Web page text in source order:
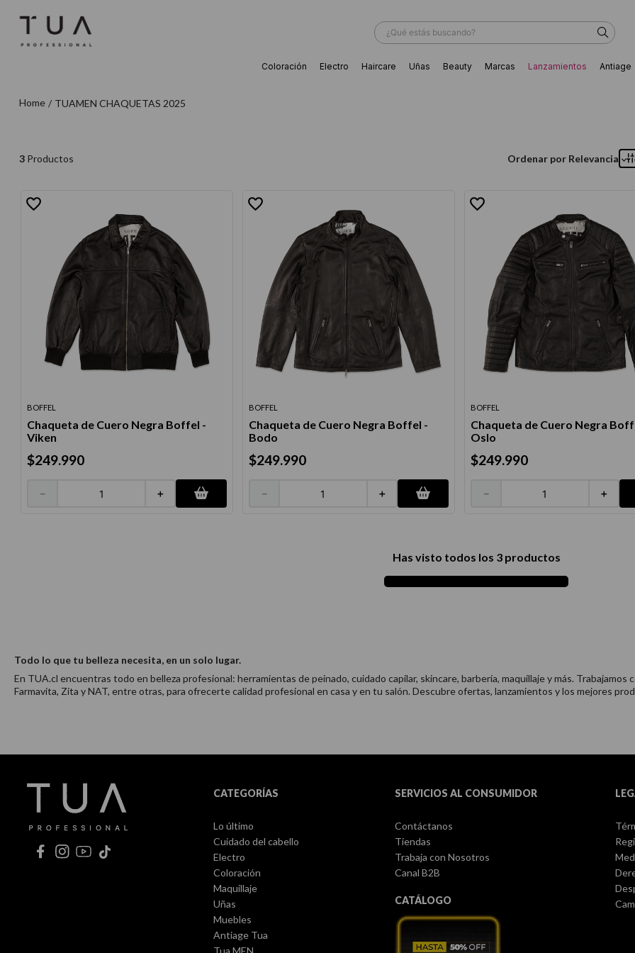
¿Qué estás buscando?
Coloración Electro Haircare Uñas Beauty Marcas Lanzamientos Antiage
TUAMEN CHAQUETAS 2025
3 Productos Ordenar por Relevancia
BOFFEL
Chaqueta de Cuero Negra Boffel -
Viken
$249.990
＋
－
BOFFEL
Chaqueta de Cuero Negra Boffel -
Bodo
$249.990
＋
－
BOFFEL
Chaqueta de Cuero Negra
Oslo
$249.990
＋
－
Has visto todos los 3productos
Todo lo que tu belleza necesita, en un solo lugar.
En TUA.cl encuentras todo en belleza profesional: herramientas de peinado, cuidado capilar, skincare, barbería, maquillaje y más. Trabajamos
Farmavita, Zita y NAT, entre otras, para ofrecerte calidad profesional en casa y en tu salón. Descubre ofertas, lanzamientos y los mejores
CATEGORÍAS
Lo último
Cuidado del cabello
Electro
Coloración
Maquillaje
Uñas
Muebles
Antiage Tua
SERVICIOS AL CONSUMIDOR
Contáctanos
Tiendas
Trabaja con Nosotros
Canal B2B
CATÁLOGO
5.
secador
loreal
acondicionador
protector térmico